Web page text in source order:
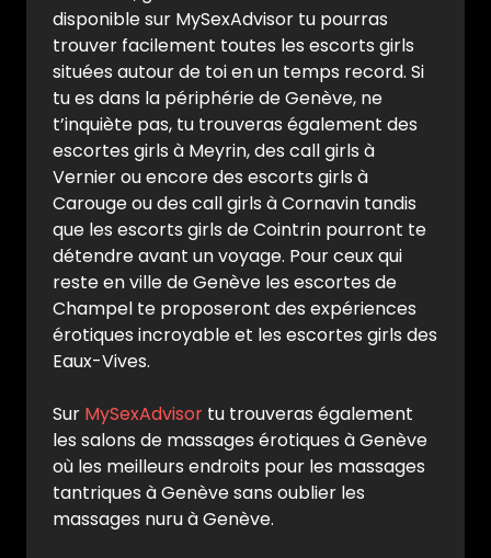
disponible sur MySexAdvisor tu pourras
trouver facilement toutes les escorts girls
situées autour de toi en un temps record. Si
tu es dans la périphérie de Genève, ne
t’inquiète pas, tu trouveras également des
escortes girls à Meyrin, des call girls à
Vernier ou encore des escorts girls à
Carouge ou des call girls à Cornavin tandis
que les escorts girls de Cointrin pourront te
détendre avant un voyage. Pour ceux qui
reste en ville de Genève les escortes de
Champel te proposeront des expériences
érotiques incroyable et les escortes girls des
Eaux-Vives.
Sur MySexAdvisor tu trouveras également
les salons de massages érotiques à Genève
où les meilleurs endroits pour les massages
tantriques à Genève sans oublier les
massages nuru à Genève.